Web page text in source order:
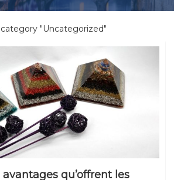
"Uncategorized"
qu’offrent les